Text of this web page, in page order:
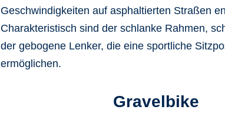
Geschwindigkeiten auf asphaltierten Straßen
Charakteristisch sind der schlanke Rahmen,
der gebogene Lenker, die eine sportliche
ermöglichen.
Gravelbike